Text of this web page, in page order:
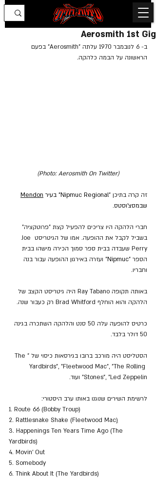
Aerosmith 1st Gig
ב- 6 לנובמבר 1970 עלתה "Aerosmith" בפעם
הראשונה על הבמה כלהקה.
(Photo: Aerosmith On Twitter)
זה קרה בתיכן "Nipmuc Regional" בעיר
Mendon
שבמסצ'וסטס.
חברי הלהקה היו צריכים להפעיל קצת "פרוטקציה"
בשביל לקבל את ההופעה. אמו של הגיטריסט Joe
Perry שעבדה בבית ספר סמוך הכירה מישהו בבית
הספר "Nipmuc" ועזרה באירגון ההופעה עבור בנה
וחבריו.
באותה תקופה Ray Tabano היה גיטריסט הקצב של
הלהקה והוא הוחלף Brad Whitford רק כעבור שנה.
כרטיס להופעה עלה 50 סנט והלהקה השתכרה בגינה
50 דולר בלבד.
הסטליסט היה מורכב ברובו בגירסאות כיסוי של "The
Yardbirds", "Fleetwood Mac", "The Rolling
Stones", "Led Zeppelin" ועוד.
לרשימת השירים שנוגנו באותו ערב היסטורי:
1. Route 66 (Bobby Troup)
2. Rattlesnake Shake (Fleetwood Mac)
3. Happenings Ten Years Time Ago (The
Yardbirds)
4. Movin' Out
5. Somebody
6. Think About It (The Yardbirds)